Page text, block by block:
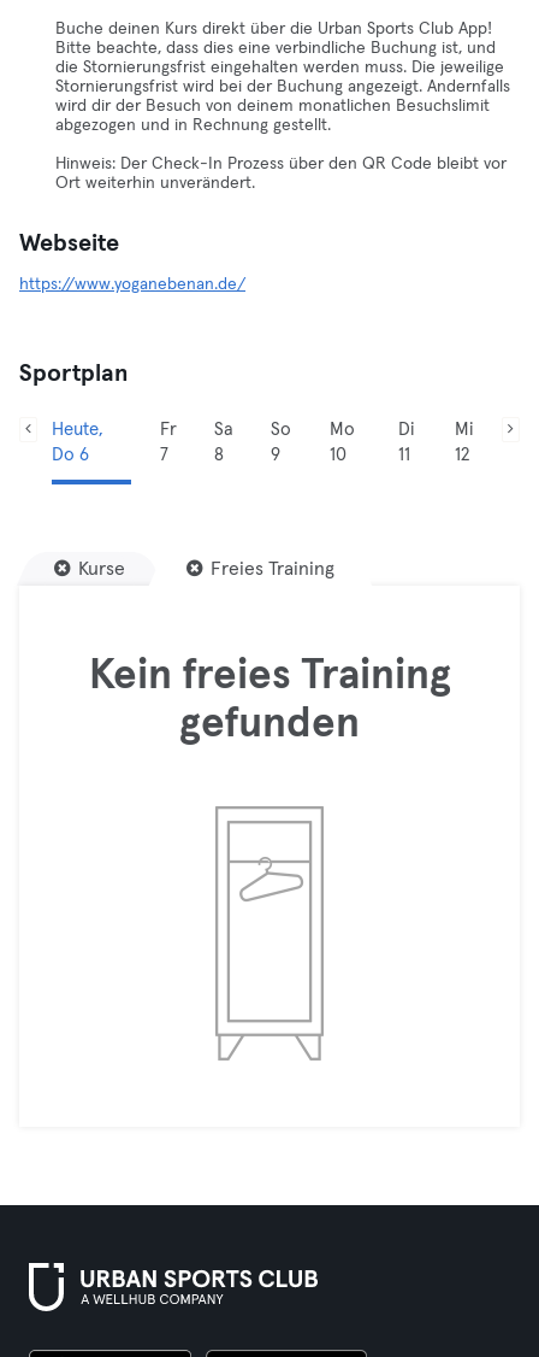
Buche deinen Kurs direkt über die Urban Sports Club App!
Bitte beachte, dass dies eine verbindliche Buchung ist, und
die Stornierungsfrist eingehalten werden muss. Die jeweilige
Stornierungsfrist wird bei der Buchung angezeigt. Andernfalls
wird dir der Besuch von deinem monatlichen Besuchslimit
abgezogen und in Rechnung gestellt.
Hinweis: Der Check-In Prozess über den QR Code bleibt vor
Ort weiterhin unverändert.
Webseite
https://www.yoganebenan.de/
Sportplan
Heute,
Do 6
Fr
7
Sa
8
So
9
Mo
10
Di
11
Mi
12
Kurse Freies Training
Kein freies Training
gefunden